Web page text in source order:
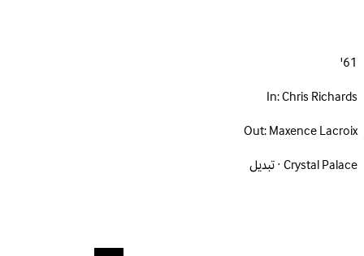
61'
In:Chris Richards
Out:Maxence Lacroix
Crystal Palace · تبديل